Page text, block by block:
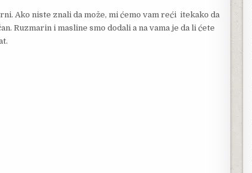
Ako niste znali da može, mi ćemo vam reći itekako da
Ruzmarin i masline smo dodali a na vama je da li ćete